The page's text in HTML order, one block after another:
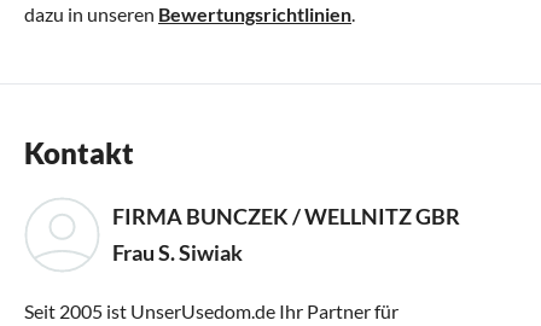
dazu in unseren Bewertungsrichtlinien
Kontakt
FIRMA BUNCZEK / WELLNITZ GBR
Frau S. Siwiak
Seit 2005 ist UnserUsedom.de Ihr Partner für